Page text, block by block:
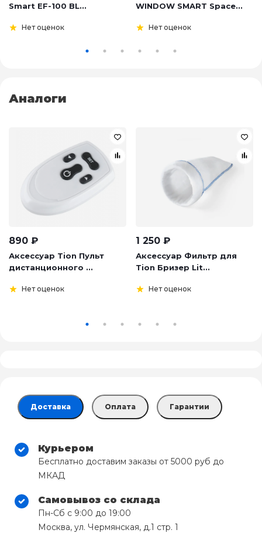
Smart EF-100 BL...
Нет оценок
WINDOW SMART Space...
Нет оценок
Аналоги
890 ₽
Аксессуар Tion Пульт
дистанционного ...
Нет оценок
1 250 ₽
Аксессуар Фильтр для
Tion Бризер Lit...
Нет оценок
Доставка Оплата Гарантии
Курьером
Бесплатно доставим заказы от 5000 руб до
МКАД
Самовывоз со склада
Пн-Сб с 9:00 до 19:00
Москва, ул. Чермянская, д.1 стр. 1